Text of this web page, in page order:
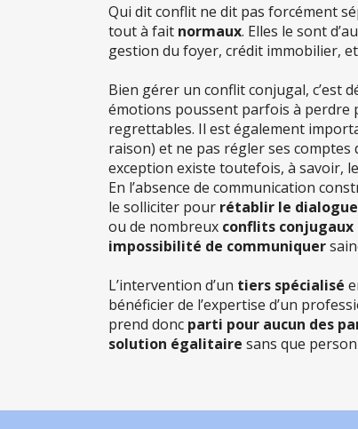
Qui dit conflit ne dit pas forcément
tout à fait normaux. Elles le sont
gestion du foyer, crédit immobilier,
Bien gérer un conflit conjugal, c’est
émotions poussent parfois à perdre
regrettables. Il est également
raison) et ne pas régler ses
exception existe toutefois, à savoir, le
En l’absence de communication
le solliciter pour rétablir le dialogue
ou de nombreux conflits
impossibilité de communiquer
L’intervention d’un tiers spécialisé
bénéficier de l’expertise d’un
prend donc parti pour aucun des
solution égalitaire sans que